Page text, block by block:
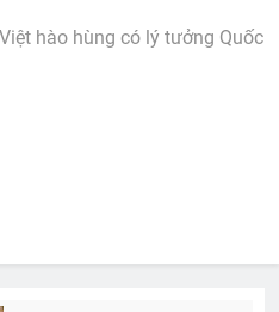
hào hùng có lý tưởng Quốc